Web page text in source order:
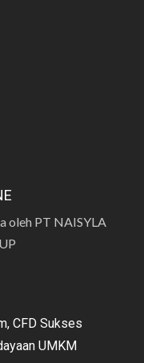
oleh PT NAISYLA
CFD Sukses
UMKM